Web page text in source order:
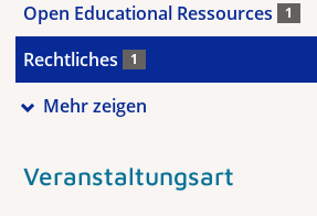
Open Educational Ressources 1
Rechtliches 1
Mehr zeigen
Veranstaltungsart